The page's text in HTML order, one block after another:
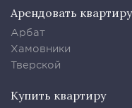
Арендовать квартиру
Арбат
Хамовники
Тверской
Купить квартиру